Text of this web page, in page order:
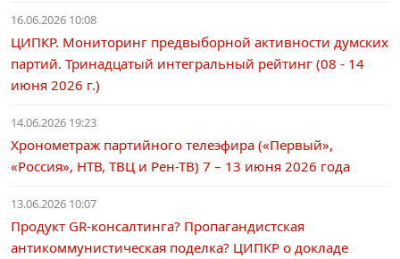
16.06.2026 10:08
ЦИПКР. Мониторинг предвыборной активности думских
партий. Тринадцатый интегральный рейтинг (08 - 14
июня 2026 г.)
14.06.2026 19:23
Хронометраж партийного телеэфира («Первый»,
«Россия», НТВ, ТВЦ и Рен-ТВ) 7 – 13 июня 2026 года
13.06.2026 10:07
Продукт GR-консалтинга? Пропагандистская
антикоммунистическая поделка? ЦИПКР о докладе